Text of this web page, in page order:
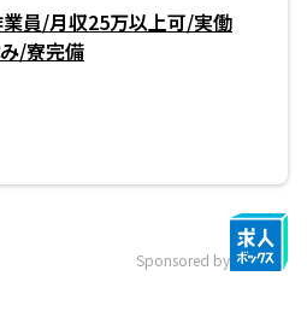
員/月収25万以上可/実働
/寮完備
Sponsored by